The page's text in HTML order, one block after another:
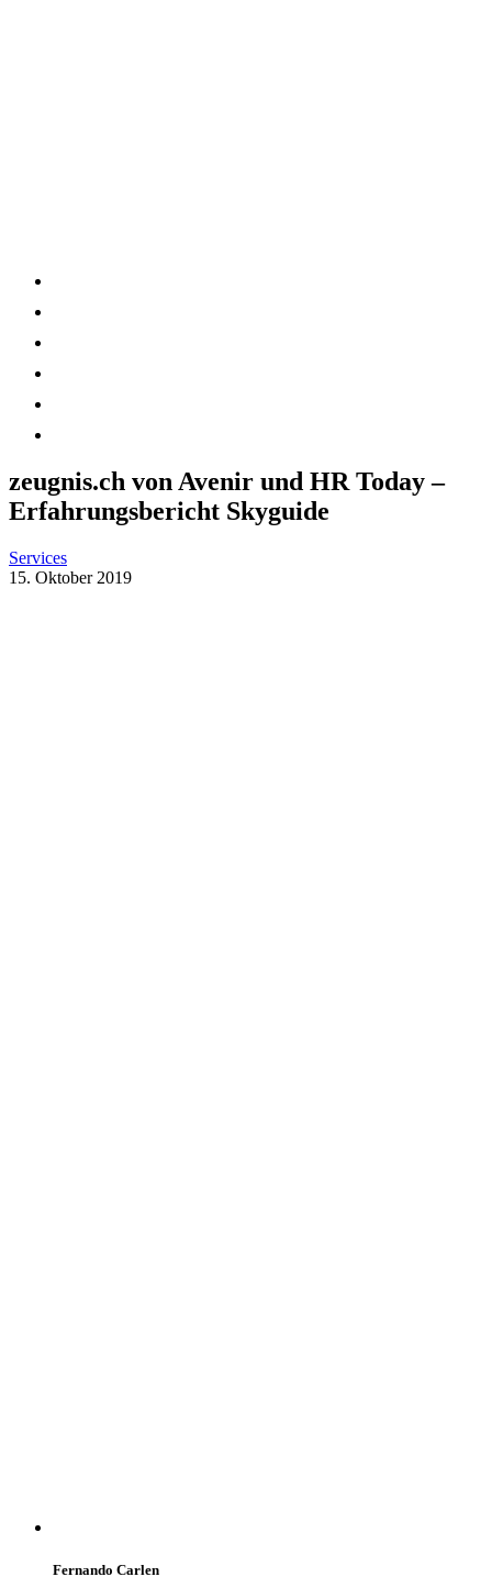
zeugnis.ch von Avenir und HR Today –
Erfahrungsbericht Skyguide
Services
15. Oktober 2019
Fernando Carlen